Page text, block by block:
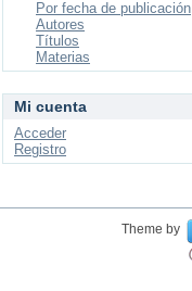
Por fecha de publicación
Autores
Títulos
Materias
Mi cuenta
Acceder
Registro
Theme by